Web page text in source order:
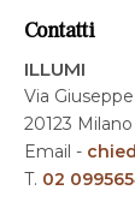
Contatti
ILLUMI
Via
20123
Email -
T. 02